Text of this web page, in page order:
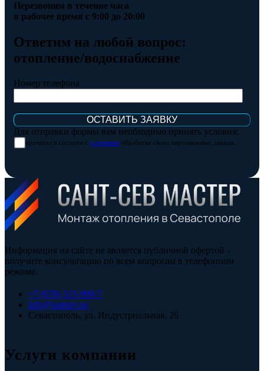
Перезвоним в течение часа
в рабочее время с 9:00 до 20:00
Ответим на любой вопрос:
отопление/водоснабжение
Номер телефона
Для отправки формы вам необходимо принять условия:
прочитал и согласен с условиями обработки своих персональных данных
Информация на сайте не является публичной офертой -
получите консультацию по всем вопросам в телефонном
режиме.
+7 (978) 515-999-7
info@santsev.ru
Севастополь, ул. Индустриальная, 26
Услуги компании